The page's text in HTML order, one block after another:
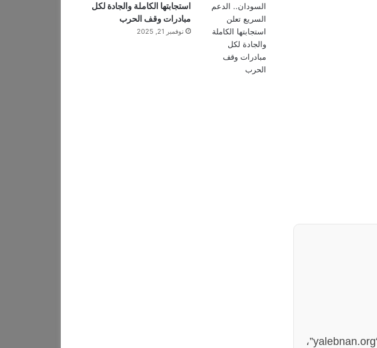
الآراء والمعلومات الواردة في هذا المقال لا تعبر بالضرورة عن رأي موقع “yalebnan.org”،
استجابتها الكاملة والجادة لكل
مبادرات وقف الحرب
نوفمبر 21, 2025